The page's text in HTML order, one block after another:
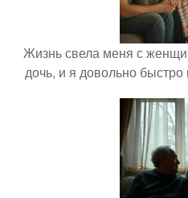
Жизнь свела меня с
дочь, и я довольно